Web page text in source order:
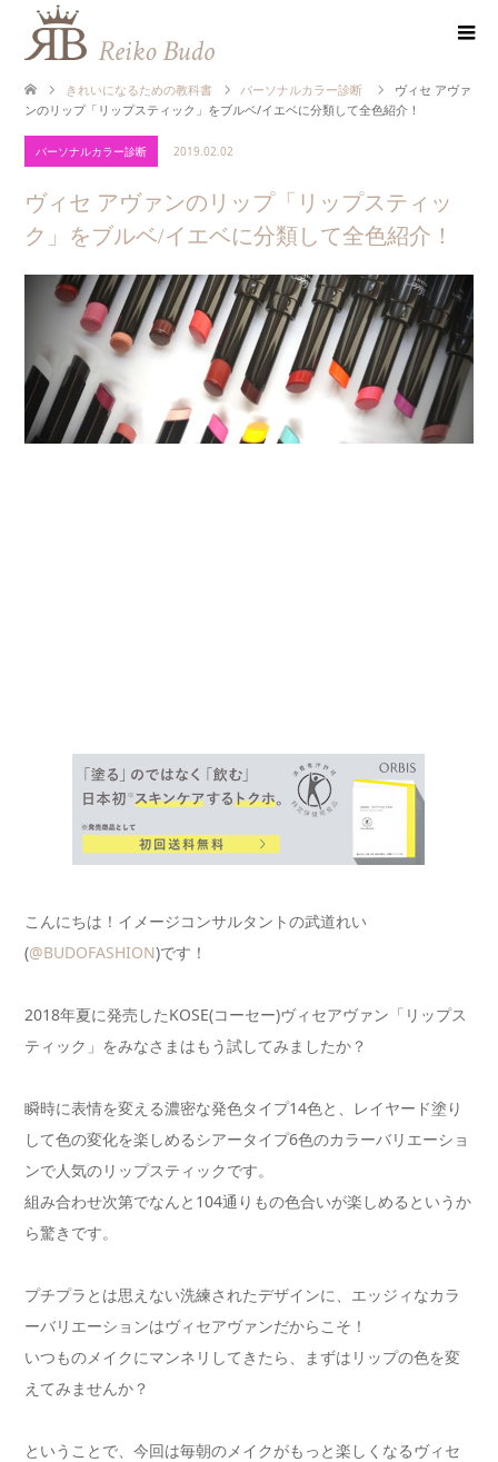
きれいになるための教科書 パーソナルカラー診断
ヴィセ アヴァ
ンのリップ「リップスティック」をブルベ/イエベに分類して全色紹介！
パーソナルカラー診断 2019.02.02
ヴィセ アヴァンのリップ「リップスティッ
ク」をブルベ/イエベに分類して全色紹介！
こんにちは！イメージコンサルタントの武道れい
(@BUDOFASHION)です！
2018年夏に発売したKOSE(コーセー)ヴィセアヴァン「リップス
ティック」をみなさまはもう試してみましたか？
瞬時に表情を変える濃密な発色タイプ14色と、レイヤード塗り
して色の変化を楽しめるシアータイプ6色のカラーバリエーショ
ンで人気のリップスティックです。
組み合わせ次第でなんと104通りもの色合いが楽しめるというか
ら驚きです。
プチプラとは思えない洗練されたデザインに、エッジィなカラ
ーバリエーションはヴィセアヴァンだからこそ！
いつものメイクにマンネリしてきたら、まずはリップの色を変
えてみませんか？
ということで、今回は毎朝のメイクがもっと楽しくなるヴィセ